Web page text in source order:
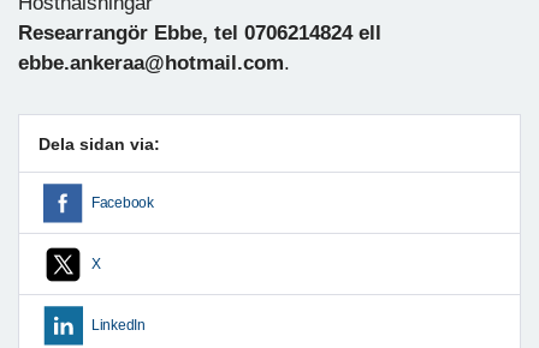
Researrangör Ebbe, tel 0706214824 ell
ebbe.ankeraa@hotmail.com.
Dela sidan via:
Facebook
X
LinkedIn